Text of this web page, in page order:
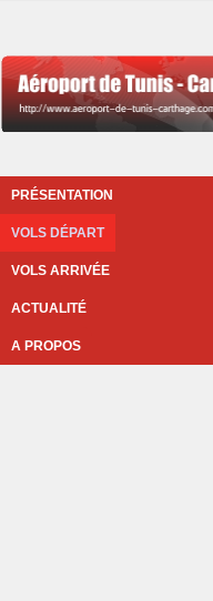
PRÉSENTATION
VOLS DÉPART
VOLS ARRIVÉE
ACTUALITÉ
A PROPOS